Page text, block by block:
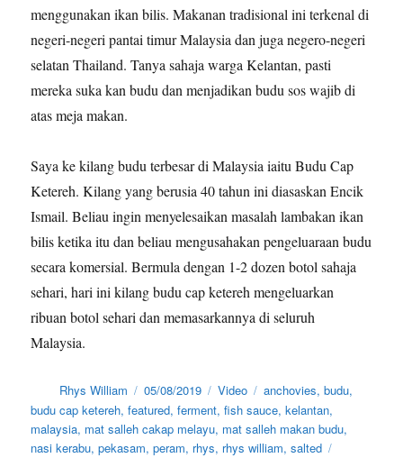
menggunakan ikan bilis. Makanan tradisional ini terkenal di
negeri-negeri pantai timur Malaysia dan juga negero-negeri
selatan Thailand. Tanya sahaja warga Kelantan, pasti
mereka suka kan budu dan menjadikan budu sos wajib di
atas meja makan.
Saya ke kilang budu terbesar di Malaysia iaitu Budu Cap
Ketereh. Kilang yang berusia 40 tahun ini diasaskan Encik
Ismail. Beliau ingin menyelesaikan masalah lambakan ikan
bilis ketika itu dan beliau mengusahakan pengeluaraan budu
secara komersial. Bermula dengan 1-2 dozen botol sahaja
sehari, hari ini kilang budu cap ketereh mengeluarkan
ribuan botol sehari dan memasarkannya di seluruh
Malaysia.
Author
Rhys William
Posted
on
05/08/2019 Categories
Video Tags
anchovies,budu,
budu cap ketereh,featured,ferment,fish sauce,kelantan,
malaysia, mat salleh cakap melayu, mat salleh makan budu,
nasi kerabu,pekasam,peram, rhys, rhys william,salted